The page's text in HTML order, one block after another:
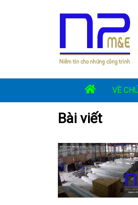
VỀ
Bài viết